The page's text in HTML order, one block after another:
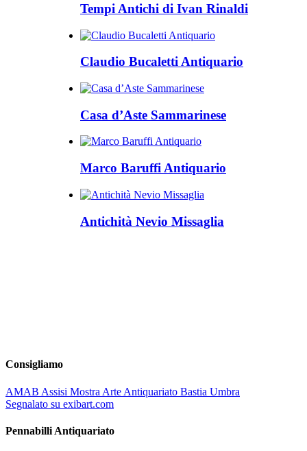
Tempi Antichi di Ivan Rinaldi
Claudio Bucaletti Antiquario
Casa d’Aste Sammarinese
Marco Baruffi Antiquario
Antichità Nevio Missaglia
Consigliamo
AMAB Assisi Mostra Arte Antiquariato Bastia Umbra
Segnalato su exibart.com
Pennabilli Antiquariato